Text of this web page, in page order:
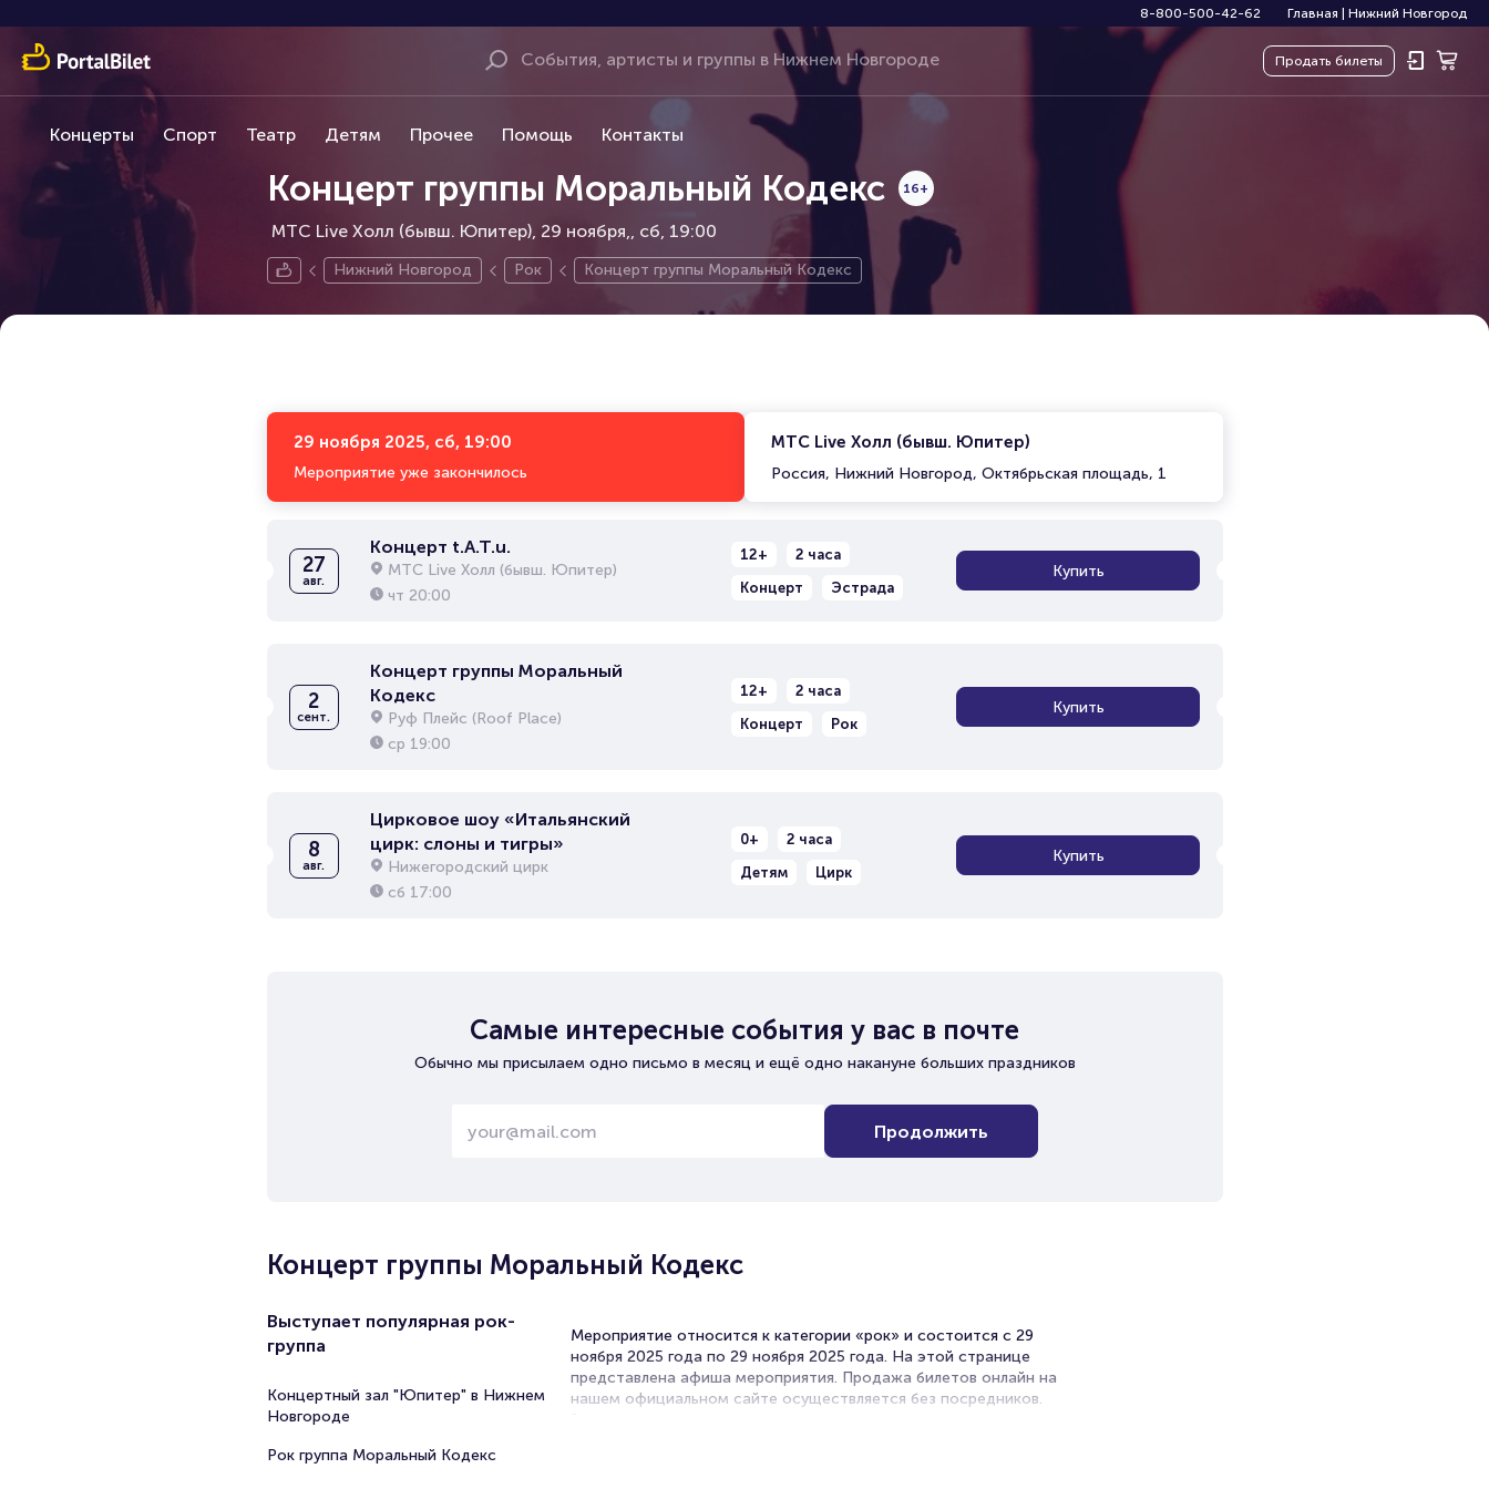
8-800-500-42-62 Главная Нижний Новгород
Продать билеты
Концерты Спорт Театр Детям Прочее Помощь Контакты
Концерт группы Моральный Кодекс
МТС Live Холл (бывш. Юпитер), 29 ноября,
16+
сб, 19:00
Нижний Новгород Рок Концерт группы Моральный Кодекс
29 ноября 2025, сб, 19:00
Мероприятие уже закончилось
МТС Live Холл (бывш. Юпитер)
Россия, Нижний Новгород, Октябрьская площадь, 1
27
авг.
Концерт t.A.T.u.
МТС Live Холл (бывш. Юпитер)
чт 20:00
12+
2 часа
Концерт
Эстрада
Купить
2
сент.
Концерт группы Моральный
Кодекс
Руф Плейс (Roof Place)
ср 19:00
12+
2 часа
Концерт
Рок
Купить
8
авг.
Цирковое шоу «Итальянский
цирк: слоны и тигры»
Нижегородский цирк
сб 17:00
0+
2 часа
Детям
Цирк
Купить
Самые интересные события у вас в почте
Обычно мы присылаем одно письмо в месяц и ещё одно накануне больших праздников
Продолжить
Концерт группы Моральный Кодекс
Выступает популярная рок-
группа
Концертный зал "Юпитер" в Нижнем
Новгороде
Рок группа Моральный Кодекс
Мероприятие относится к категории «рок» и состоится с 29
ноября 2025 года по 29 ноября 2025 года. На этой странице
представлена афиша мероприятия. Продажа билетов онлайн на
нашем официальном сайте осуществляется без посредников.